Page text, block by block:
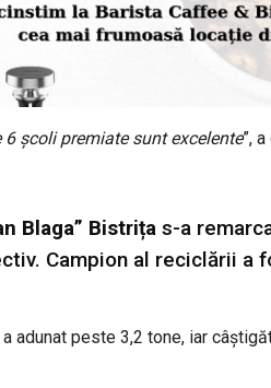
școli premiate sunt excelente”,
Blaga” Bistrița s-a
Campion al reciclării a
a adunat peste 3,2 tone, iar